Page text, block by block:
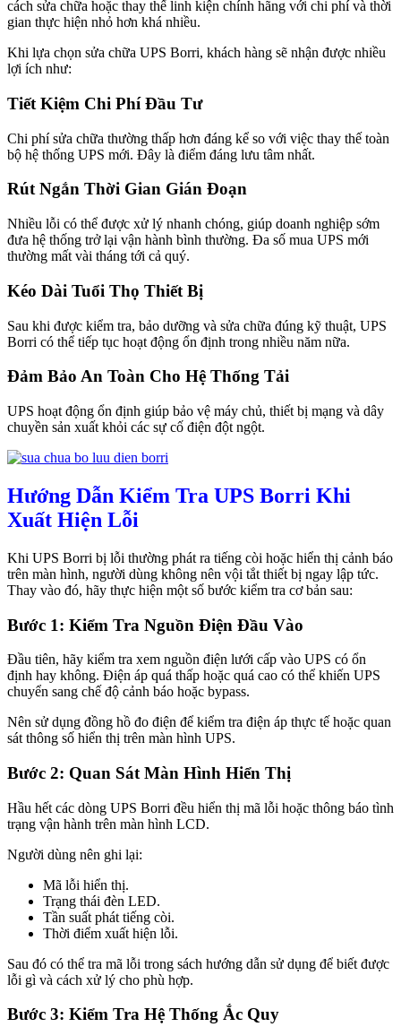
cách sửa chữa hoặc thay thế linh kiện chính hãng với chi phí và thời
gian thực hiện nhỏ hơn khá nhiều.
Khi lựa chọn sửa chữa UPS Borri, khách hàng sẽ nhận được nhiều
lợi ích như:
Tiết Kiệm Chi Phí Đầu Tư
Chi phí sửa chữa thường thấp hơn đáng kể so với việc thay thế toàn
bộ hệ thống UPS mới. Đây là điểm đáng lưu tâm nhất.
Rút Ngắn Thời Gian Gián Đoạn
Nhiều lỗi có thể được xử lý nhanh chóng, giúp doanh nghiệp sớm
đưa hệ thống trở lại vận hành bình thường. Đa số mua UPS mới
thường mất vài tháng tới cả quý.
Kéo Dài Tuổi Thọ Thiết Bị
Sau khi được kiểm tra, bảo dưỡng và sửa chữa đúng kỹ thuật, UPS
Borri có thể tiếp tục hoạt động ổn định trong nhiều năm nữa.
Đảm Bảo An Toàn Cho Hệ Thống Tải
UPS hoạt động ổn định giúp bảo vệ máy chủ, thiết bị mạng và dây
chuyền sản xuất khỏi các sự cố điện đột ngột.
Hướng Dẫn Kiểm Tra UPS Borri Khi
Xuất Hiện Lỗi
Khi UPS Borri bị lỗi thường phát ra tiếng còi hoặc hiển thị cảnh báo
trên màn hình, người dùng không nên vội tắt thiết bị ngay lập tức.
Thay vào đó, hãy thực hiện một số bước kiểm tra cơ bản sau:
Bước 1: Kiểm Tra Nguồn Điện Đầu Vào
Đầu tiên, hãy kiểm tra xem nguồn điện lưới cấp vào UPS có ổn
định hay không. Điện áp quá thấp hoặc quá cao có thể khiến UPS
chuyển sang chế độ cảnh báo hoặc bypass.
Nên sử dụng đồng hồ đo điện để kiểm tra điện áp thực tế hoặc quan
sát thông số hiển thị trên màn hình UPS.
Bước 2: Quan Sát Màn Hình Hiển Thị
Hầu hết các dòng UPS Borri đều hiển thị mã lỗi hoặc thông báo tình
trạng vận hành trên màn hình LCD.
Người dùng nên ghi lại:
Mã lỗi hiển thị.
Trạng thái đèn LED.
Tần suất phát tiếng còi.
Thời điểm xuất hiện lỗi.
Sau đó có thể tra mã lỗi trong sách hướng dẫn sử dụng để biết được
lỗi gì và cách xử lý cho phù hợp.
Bước 3: Kiểm Tra Hệ Thống Ắc Quy